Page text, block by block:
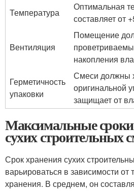
Температура
Оптимальная
составляет от
Вентиляция
Помещение
накопления
Герметичность
упаковки
Смеси должны
оригинальной
защищает от
Максимальные
сухих строительных
Срок хранения сухих
варьироваться в зависимости от
хранения. В среднем, он